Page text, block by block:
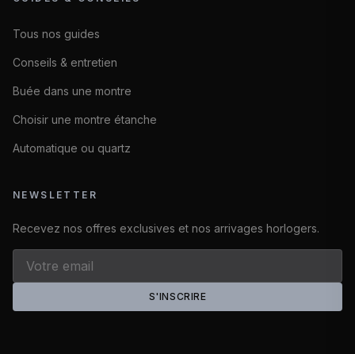
Tous nos guides
Conseils & entretien
Buée dans une montre
Choisir une montre étanche
Automatique ou quartz
NEWSLETTER
Recevez nos offres exclusives et nos arrivages horlogers.
S'INSCRIRE